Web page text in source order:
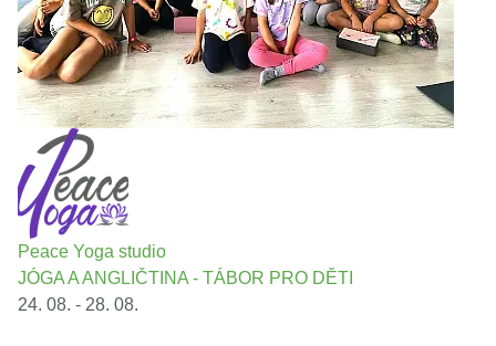
Peace Yoga studio
JÓGA A ANGLIČTINA - TÁBOR PRO DĚTI
24. 08. - 28. 08.